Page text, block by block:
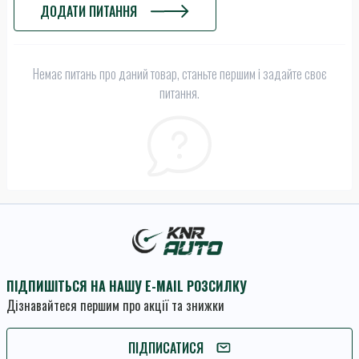
ДОДАТИ ПИТАННЯ
Немає питань про даний товар, станьте першим і задайте своє
питання.
ПІДПИШІТЬСЯ НА НАШУ E-MAIL РОЗСИЛКУ
Дізнавайтеся першим про акції та знижки
ПІДПИСАТИСЯ
ПІДПИШІТЬСЯ